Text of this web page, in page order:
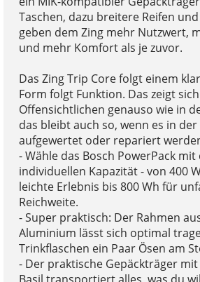
Taschen, dazu breitere Reifen
geben dem Zing mehr Nutzwert,
und mehr Komfort als je zuvor.
Das Zing Trip Core folgt einem
Form folgt Funktion. Das zeigt
Offensichtlichen genauso wie in
das bleibt auch so, wenn es in
aufgewertet oder repariert
- Wähle das Bosch PowerPack
individuellen Kapazität - von 400
leichte Erlebnis bis 800 Wh für
Reichweite.
- Super praktisch: Der Rahmen
Aluminium lässt sich optimal
Trinkflaschen ein Paar Ösen am
- Der praktische Gepäckträger mit